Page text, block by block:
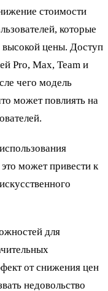
стоимости
которые
высокой цены. Доступ
Pro, Max, Team и
чего модель
может повлиять на
может привести к
для
от снижения цен
недовольство